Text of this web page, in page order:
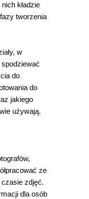
kładzie
tworzenia
w
do
do
jakiego
używają.
ze
zdjęć.
dla osób